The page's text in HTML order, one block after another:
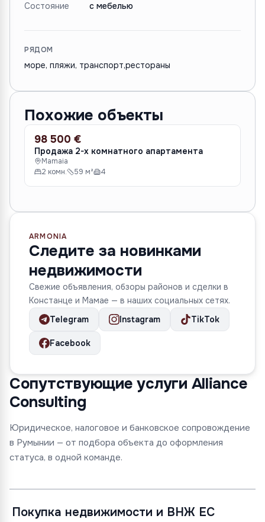
Состояние с мебелью
РЯДОМ
море, пляжи, транспорт,рестораны
Похожие объекты
ПРОДАЖА
98 500 €
Продажа 2-х комнатного апартамента
Mamaia
2 комн.
59 м² 4
ARMONIA
Следите за новинками
недвижимости
Свежие объявления, обзоры районов и сделки в
Констанце и Мамае — в наших социальных сетях.
Telegram
Instagram TikTok
Facebook
Сопутствующие услуги Alliance
Consulting
Юридическое, налоговое и банковское сопровождение
в Румынии — от подбора объекта до оформления
статуса, в одной команде.
Покупка недвижимости и ВНЖ ЕС